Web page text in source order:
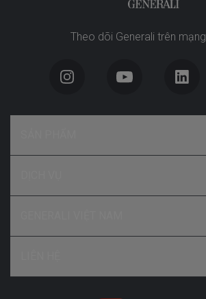
Theo dõi Generali trên